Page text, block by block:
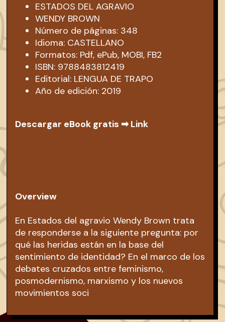
ESTADOS DEL AGRAVIO
WENDY BROWN
Número de páginas: 348
Idioma: CASTELLANO
Formatos: Pdf, ePub, MOBI, FB2
ISBN: 9788483812419
Editorial: LENGUA DE TRAPO
Año de edición: 2019
Descargar eBook gratis ➡Link
Overview
En Estados del agravio Wendy Brown trata
de responderse a la siguiente pregunta: por
qué las heridas están en la base del
sentimiento de identidad? En el marco de los
debates cruzados entre feminismo,
posmodernismo, marxismo y los nuevos
movimientos soci